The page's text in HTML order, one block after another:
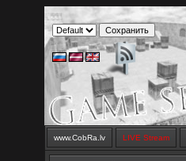
www.CobRa.lv LIVE Stream